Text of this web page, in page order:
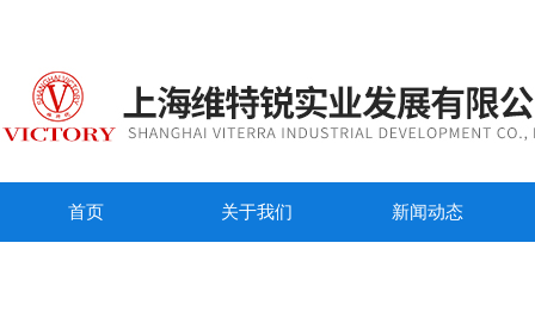
首页 关于我们 新闻动态